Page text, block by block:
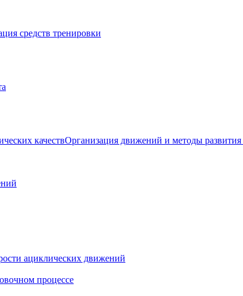
средств тренировки
Организация движений и методы развития
ациклических движений
процессе